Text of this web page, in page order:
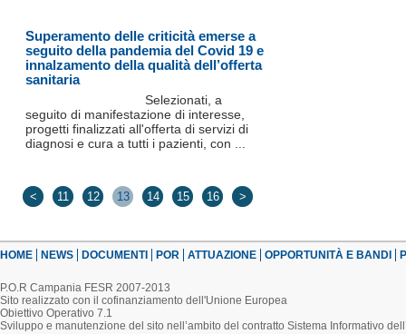
Superamento delle criticità emerse a
seguito della pandemia del Covid 19 e
innalzamento della qualità dell’offerta
sanitaria
Selezionati, a
seguito di manifestazione di interesse,
progetti finalizzati all'offerta di servizi di
diagnosi e cura a tutti i pazienti, con ...
< 11 12 13 14 15 16 >
HOME NEWS DOCUMENTI POR ATTUAZIONE OPPORTUNITÀ E BANDI
P.O.R Campania FESR 2007-2013
Sito realizzato con il cofinanziamento dell'Unione Europea
Obiettivo Operativo 7.1
Sviluppo e manutenzione del sito nell’ambito del contratto Sistema Informativo